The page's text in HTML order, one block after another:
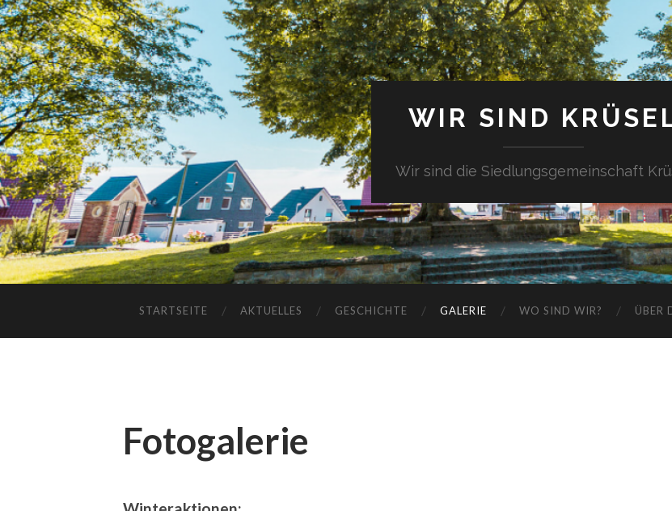
WIR SIND
Wir sind die Siedlungsgemeinschaft
STARTSEITE AKTUELLES GESCHICHTE GALERIE WO SIND WIR? ÜBER
Fotogalerie